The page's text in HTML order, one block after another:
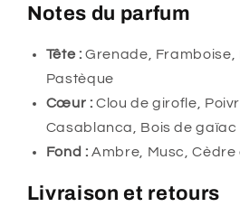
Notes du parfum
Tête : Grenade, Framboise,
Pastèque
Cœur : Clou de girofle,
Casablanca, Bois de gaïac
Fond : Ambre, Musc,
Livraison et retours